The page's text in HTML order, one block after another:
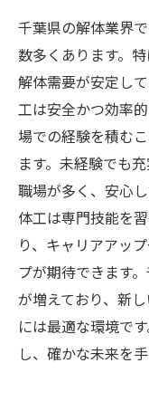
むまでの成功
千葉の解体求
新募集状況と
解体工で安定
未経験者が活
千葉県の解体業界
数多くあります。
解体需要が安定し
工は安全かつ効率
場での経験を積む
ます。未経験でも
職場が多く、安心
体工は専門技能を
り、キャリアアッ
プが期待できます
が増えており、新
には最適な環境で
し、確かな未来を